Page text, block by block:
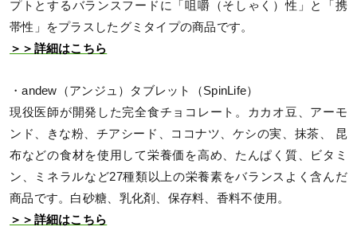
プトとするバランスフードに「咀嚼（そしゃく）性」と「携
帯性」をプラスしたグミタイプの商品です。
＞＞詳細はこちら
・andew（アンジュ）タブレット（SpinLife）
現役医師が開発した完全食チョコレート。カカオ豆、アーモ
ンド、きな粉、チアシード、ココナツ、ケシの実、抹茶、 昆
布などの食材を使用して栄養価を高め、たんぱく質、ビタミ
ン、ミネラルなど27種類以上の栄養素をバランスよく含んだ
商品です。白砂糖、乳化剤、保存料、香料不使用。
＞＞詳細はこちら